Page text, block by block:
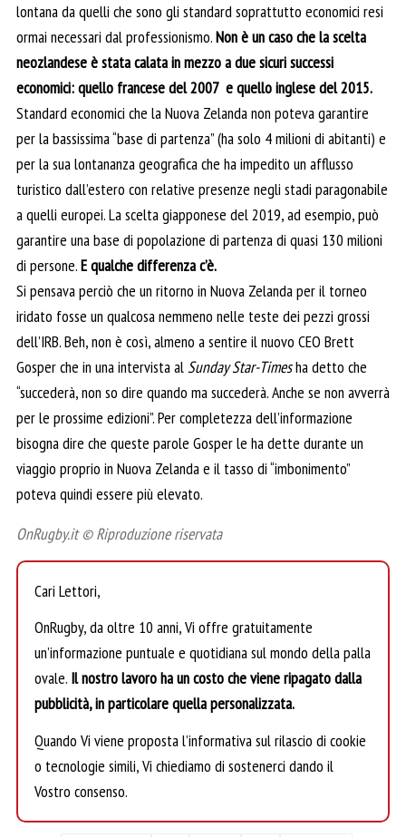
lontana da quelli che sono gli standard soprattutto economici resi
ormai necessari dal professionismo.Non è un caso che la scelta
neozlandese è stata calata in mezzo a due sicuri successi
economici: quello francese del 2007 e quello inglese del 2015.
Standard economici che la Nuova Zelanda non poteva garantire
per la bassissima “base di partenza” (ha solo 4 milioni di abitanti) e
per la sua lontananza geografica che ha impedito un afflusso
turistico dall’estero con relative presenze negli stadi paragonabile
a quelli europei. La scelta giapponese del 2019, ad esempio, può
garantire una base di popolazione di partenza di quasi 130 milioni
di persone.E qualche differenza c’è.
Si pensava perciò che un ritorno in Nuova Zelanda per il torneo
iridato fosse un qualcosa nemmeno nelle teste dei pezzi grossi
dell’IRB. Beh, non è così, almeno a sentire il nuovo CEO Brett
Gosper che in una intervista alSunday Star-Timesha detto che
“succederà, non so dire quando ma succederà. Anche se non avverrà
per le prossime edizioni”. Per completezza dell’informazione
bisogna dire che queste parole Gosper le ha dette durante un
viaggio proprio in Nuova Zelanda e il tasso di “imbonimento”
poteva quindi essere più elevato.
OnRugby.it © Riproduzione riservata
Cari Lettori,
OnRugby, da oltre 10 anni, Vi offre gratuitamente
un’informazione puntuale e quotidiana sul mondo della palla
ovale. Il nostro lavoro ha un costo che viene ripagato dalla
pubblicità, in particolare quella personalizzata.
Quando Vi viene proposta l’informativa sul rilascio di cookie
o tecnologie simili, Vi chiediamo di sostenerci dando il
Vostro consenso.